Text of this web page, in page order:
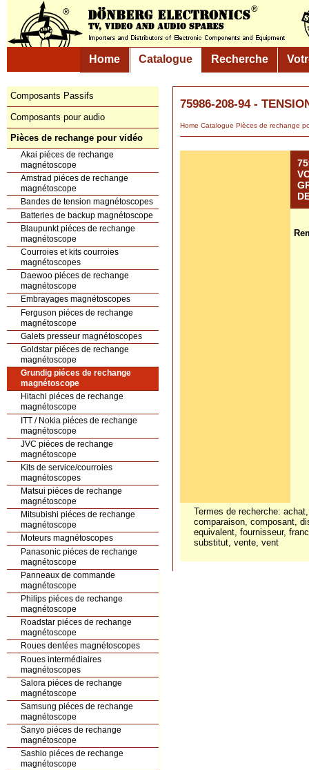
Home Catalogue Recherche
Composants Passifs
Composants pour audio
Pièces de rechange pour vidéo
Akai piéces de rechange
magnétoscope
Amstrad piéces de rechange
magnétoscope
Bandes de tension magnétoscopes
Batteries de backup magnétoscope
Blaupunkt piéces de rechange
magnétoscope
Courroies et kits courroies
magnétoscopes
Daewoo piéces de rechange
magnétoscope
Embrayages magnétoscopes
Ferguson piéces de rechange
magnétoscope
Galets presseur magnétoscopes
Goldstar piéces de rechange
magnétoscope
Grundig piéces de rechange
magnétoscope
Hitachi piéces de rechange
magnétoscope
ITT / Nokia piéces de rechange
magnétoscope
JVC piéces de rechange
magnétoscope
Kits de service/courroies
magnétoscopes
Matsui piéces de rechange
magnétoscope
Mitsubishi piéces de rechange
magnétoscope
Moteurs magnétoscopes
Panasonic piéces de rechange
magnétoscope
Panneaux de commande
magnétoscope
Philips piéces de rechange
magnétoscope
Roadstar piéces de rechange
magnétoscope
Roues dentées magnétoscopes
Roues intermédiaires
magnétoscopes
Salora piéces de rechange
magnétoscope
Samsung piéces de rechange
magnétoscope
Sanyo piéces de rechange
magnétoscope
Sashio piéces de rechange
magnétoscope
75986-208-94 -
Home Catalogue Pièces de rechange
Termes de recherche:
comparaison, composant,
equivalent, fournisseur,
substitut, vente, vent